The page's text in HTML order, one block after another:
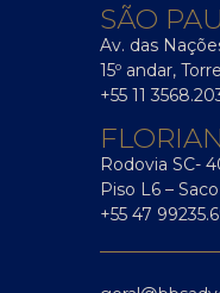
SÃO
Av. das
15º andar,
+55 11
Rodovia SC-
Piso L6 –
+55 47